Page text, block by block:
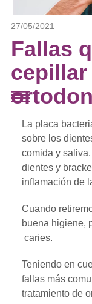
27/05/2021
Fallas
La placa
sobre los
comida y
dientes y
inflamación de
Cuando
buena higiene,
caries.
Teniendo en
fallas más
tratamiento de